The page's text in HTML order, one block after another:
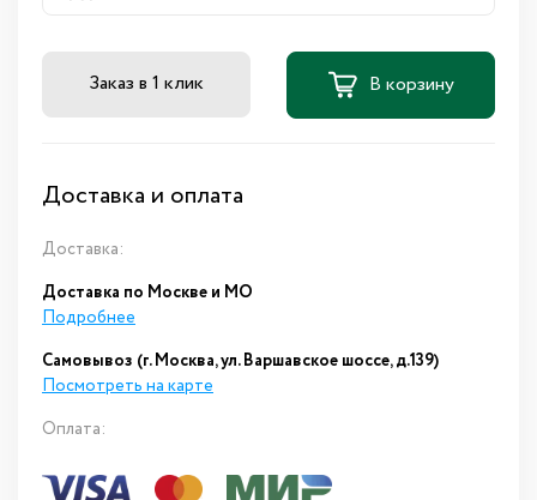
Заказ в 1 клик В корзину
Доставка и оплата
Доставка:
Доставка по Москве и МО
Подробнее
Самовывоз (г. Москва, ул. Варшавское шоссе, д.139)
Посмотреть на карте
Оплата: